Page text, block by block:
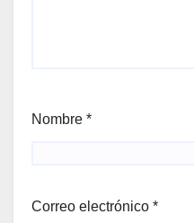
Nombre *
Correo electrónico *